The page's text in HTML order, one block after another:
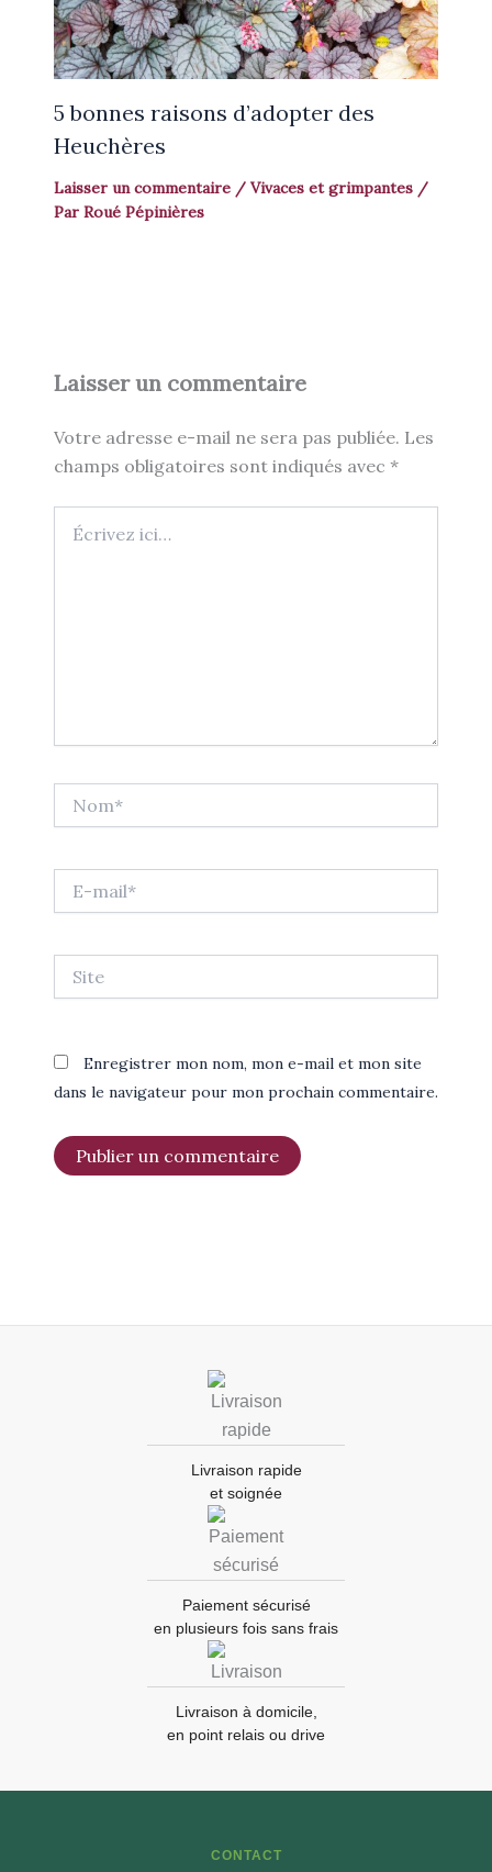
5 bonnes raisons d’adopter des
Heuchères
Laisser un commentaire / Vivaces et grimpantes/
Par Roué Pépinières
Laisser un commentaire
Votre adresse e-mail ne sera pas publiée. Les
champs obligatoires sont indiqués avec *
ici…
mail*
Enregistrer mon nom, mon e-mail et mon site
dans le navigateur pour mon prochain commentaire.
Livraison rapide
et soignée
Paiement sécurisé
en plusieurs fois sans frais
Livraison à domicile,
en point relais ou drive
CONTACT